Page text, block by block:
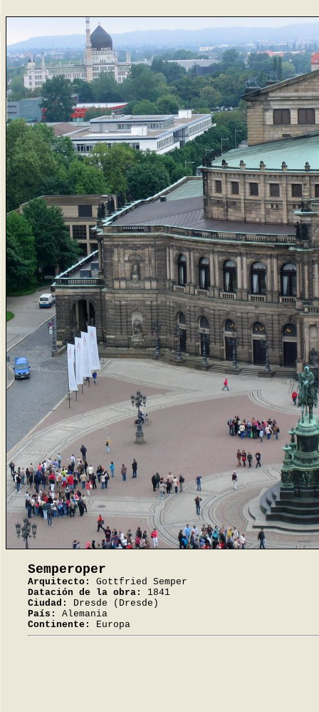
Semperoper
Arquitecto:
Gottfried Semper
Datación de la obra:
1841
Ciudad:
Dresde (Dresde)
País:
Alemania
Continente:
Europa